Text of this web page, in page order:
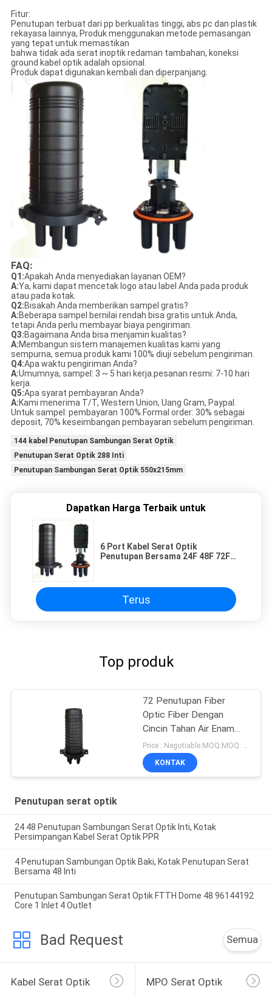
Fitur:
Penutupan terbuat dari pp berkualitas tinggi, abs pc dan plastik
rekayasa lainnya, Produk menggunakan metode pemasangan
yang tepat untuk memastikan
bahwa tidak ada serat inoptik redaman tambahan, koneksi
ground kabel optik adalah opsional.
Produk dapat digunakan kembali dan diperpanjang.
FAQ:
Q1:Apakah Anda menyediakan layanan OEM?
A:Ya, kami dapat mencetak logo atau label Anda pada produk
atau pada kotak.
Q2:Bisakah Anda memberikan sampel gratis?
A:Beberapa sampel bernilai rendah bisa gratis untuk Anda,
tetapi Anda perlu membayar biaya pengiriman.
Q3:Bagaimana Anda bisa menjamin kualitas?
A:Membangun sistem manajemen kualitas kami yang
sempurna, semua produk kami 100% diuji sebelum pengiriman.
Q4:Apa waktu pengiriman Anda?
A:Umumnya, sampel: 3 ~ 5 hari kerja.pesanan resmi: 7-10 hari
kerja.
Q5:Apa syarat pembayaran Anda?
A:Kami menerima T/T, Western Union, Uang Gram, Paypal.
Untuk sampel: pembayaran 100%.Formal order: 30% sebagai
deposit, 70% keseimbangan pembayaran sebelum pengiriman.
144 kabel Penutupan Sambungan Serat Optik
Penutupan Serat Optik 288 Inti
Penutupan Sambungan Serat Optik 550x215mm
Dapatkan Harga Terbaik untuk
6 Port Kabel Serat Optik
Penutupan Bersama 24F 48F 72F
Terus
Top produk
72 Penutupan Fiber
Optic Fiber Dengan
Cincin Tahan Air Enam
Port Base
KONTAK
Penutupan serat optik
24 48 Penutupan Sambungan Serat Optik Inti, Kotak
Persimpangan Kabel Serat Optik PPR
4 Penutupan Sambungan Optik Baki, Kotak Penutupan Serat
Bersama 48 Inti
Penutupan Sambungan Serat Optik FTTH Dome 48 96144192
Core 1 Inlet 4 Outlet
Bad Request Semua
Kabel Serat Optik MPO Serat Optik